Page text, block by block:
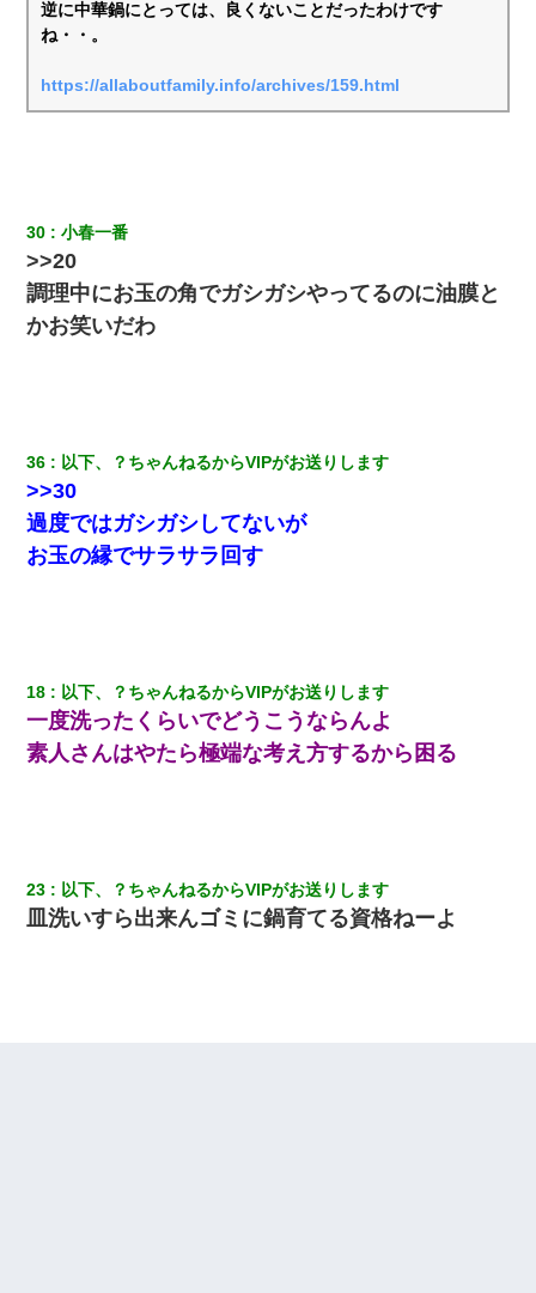
逆に中華鍋にとっては、良くないことだったわけです
ね・・。
https://allaboutfamily.info/archives/159.html
30 小春一番
>>20
調理中にお玉の角でガシガシやってるのに油膜と
かお笑いだわ
36 以下、？ちゃんねるからVIPがお送りします
>>30
過度ではガシガシしてないが
お玉の縁でサラサラ回す
18 以下、？ちゃんねるからVIPがお送りします
一度洗ったくらいでどうこうならんよ
素人さんはやたら極端な考え方するから困る
23 以下、？ちゃんねるからVIPがお送りします
皿洗いすら出来んゴミに鍋育てる資格ねーよ